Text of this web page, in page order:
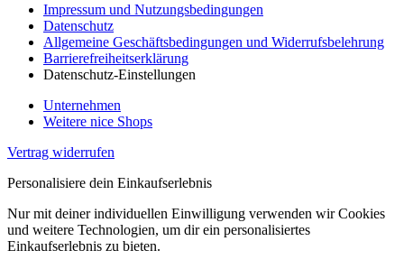
Impressum und Nutzungsbedingungen
Datenschutz
Allgemeine Geschäftsbedingungen und Widerrufsbelehrung
Barrierefreiheitserklärung
Datenschutz-Einstellungen
Unternehmen
Weitere nice Shops
Vertrag widerrufen
Personalisiere dein Einkaufserlebnis
Nur mit deiner individuellen Einwilligung verwenden wir Cookies
und weitere Technologien, um dir ein personalisiertes
Einkaufserlebnis zu bieten.